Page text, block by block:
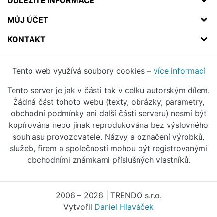
MŮJ ÚČET
KONTAKT
Tento web využívá soubory cookies – více informací
Tento server je jak v části tak v celku autorským dílem.
Žádná část tohoto webu (texty, obrázky, parametry,
obchodní podmínky ani další části serveru) nesmí být
kopírována nebo jinak reprodukována bez výslovného
souhlasu provozovatele. Názvy a označení výrobků,
služeb, firem a společností mohou být registrovanými
obchodními známkami příslušných vlastníků.
2006 – 2026 | TRENDO s.r.o.
Vytvořil Daniel Hlaváček